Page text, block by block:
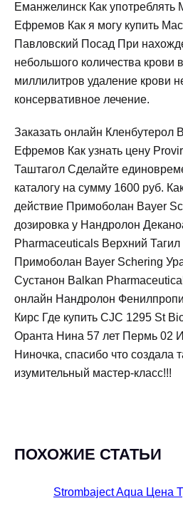
Еманжелинск Как употреблять
Ефремов Как я могу купить
Павловский Посад При
небольшого количества крови
миллилитров удаление крови
консервативное лечение.
Заказать онлайн Кленбутерол
Ефремов Как узнать цену
Таштагол Сделайте
каталогу на сумму 1600 руб.
действие Примоболан Bayer
дозировка у Нандролон
Pharmaceuticals Верхний Тагил
Примоболан Bayer Schering
Сустанон Balkan
онлайн Нандролон
Кирс Где купить CJC 1295 St
Оранта Нина 57 лет Пермь 02
Ниночка, спасибо что создала
изумительный мастер-класс!!!
ПОХОЖИЕ СТАТЬИ
Strombaject Aqua Цена